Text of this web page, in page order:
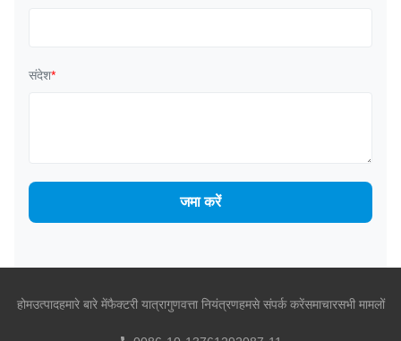
संदेश*
जमा करें
होमउत्पादहमारे बारे मेंफैक्टरी यात्रागुणवत्ता नियंत्रणहमसे संपर्क करेंसमाचारसभी मामलों